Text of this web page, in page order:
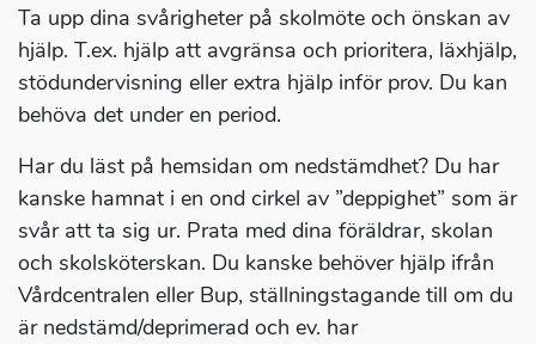
Ta upp dina svårigheter på skolmöte och önskan av
hjälp. T.ex. hjälp att avgränsa och prioritera, läxhjälp,
stödundervisning eller extra hjälp inför prov. Du kan
behöva det under en period.
Har du läst på hemsidan om nedstämdhet? Du har
kanske hamnat i en ond cirkel av ”deppighet” som är
svår att ta sig ur. Prata med dina föräldrar, skolan
och skolsköterskan. Du kanske behöver hjälp ifrån
Vårdcentralen eller Bup, ställningstagande till om du
är nedstämd/deprimerad och ev. har